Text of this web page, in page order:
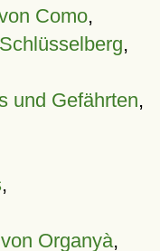
Como,
,
und Gefährten,
,
Organyà,